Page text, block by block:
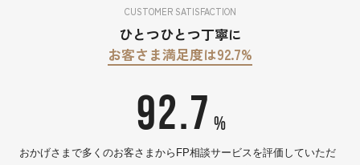
CUSTOMER SATISFACTION
ひとつひとつ丁寧に
お客さま満足度は92.7%
おかげさまで多くのお客さまからFP相談サービスを評価していただ
92.7 %